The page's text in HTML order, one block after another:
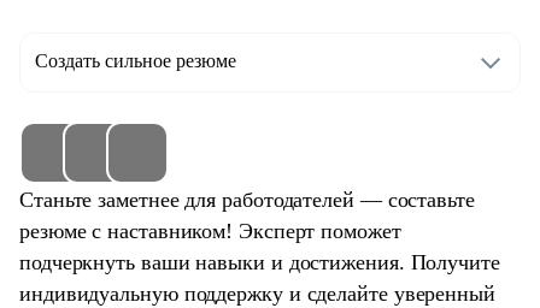
Создать сильное резюме
Станьте заметнее для работодателей — составьте
резюме с наставником! Эксперт поможет
подчеркнуть ваши навыки и достижения. Получите
индивидуальную поддержку и сделайте уверенный